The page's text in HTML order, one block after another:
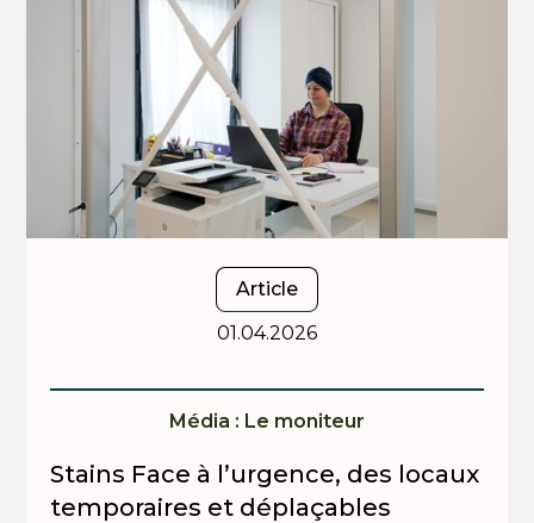
Article
01.04.2026
Média : Le moniteur
Stains Face à l’urgence, des locaux
temporaires et déplaçables